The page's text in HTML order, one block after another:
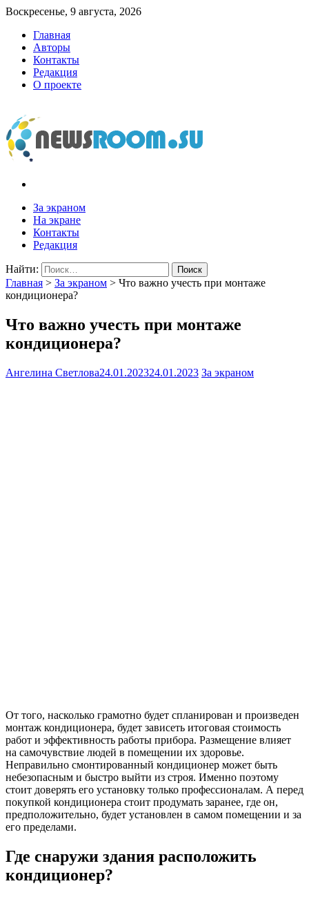
Воскресенье, 9 августа, 2026
Главная
Авторы
Контакты
Редакция
О проекте
newsroom.su
Новости о новостях
За экраном
На экране
Контакты
Редакция
Найти:
Главная > За экраном > Что важно учесть при монтаже
кондиционера?
Что важно учесть при монтаже
кондиционера?
Ангелина Светлова24.01.202324.01.2023 За экраном
От того, насколько грамотно будет спланирован и произведен
монтаж кондиционера, будет зависеть итоговая стоимость
работ и эффективность работы прибора. Размещение влияет
на самочувствие людей в помещении их здоровье.
Неправильно смонтированный кондиционер может быть
небезопасным и быстро выйти из строя. Именно поэтому
стоит доверять его установку только профессионалам. А перед
покупкой кондиционера стоит продумать заранее, где он,
предположительно, будет установлен в самом помещении и за
его пределами.
Где снаружи здания расположить
кондиционер?